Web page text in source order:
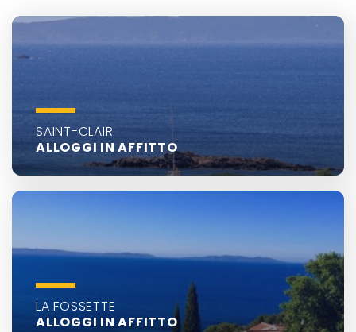
SAINT-CLAIR
ALLOGGI IN AFFITTO
LA FOSSETTE
ALLOGGI IN AFFITTO